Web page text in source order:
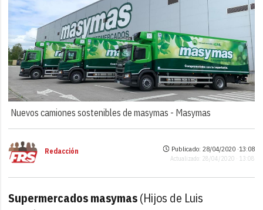
Nuevos camiones sostenibles de masymas - Masymas
Redacción Publicado: 28/04/2020 ·13:08
Actualizado: 28/04/2020 · 13:08
Supermercados masymas(Hijos de Luis